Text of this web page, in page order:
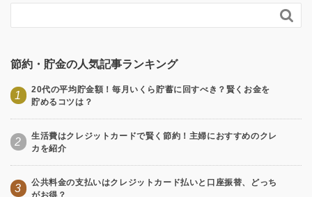

節約・貯金の人気記事ランキング
1
20代の平均貯金額！毎月いくら貯蓄に回すべき？賢くお金を
貯めるコツは？
2
生活費はクレジットカードで賢く節約！主婦におすすめのクレ
カを紹介
3
公共料金の支払いはクレジットカード払いと口座振替、どっち